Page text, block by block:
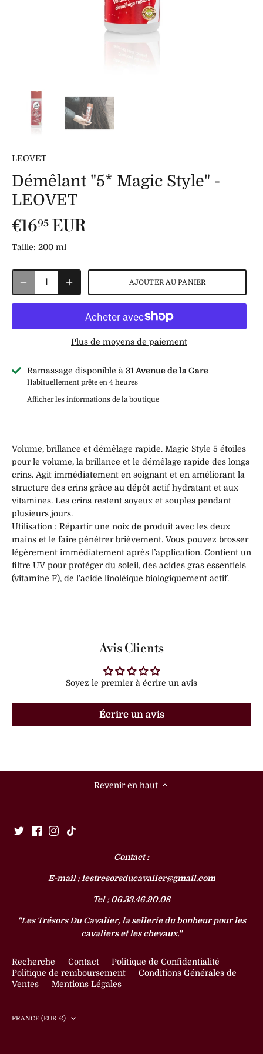
LEOVET
Démêlant "5* Magic Style" -
LEOVET
€1695 EUR
Taille: 200 ml
AJOUTER AU PANIER
Plus de moyens de paiement
Ramassage disponible à 31 Avenue de la Gare
Habituellement prête en 4 heures
Afficher les informations de la boutique
Volume, brillance et démêlage rapide. Magic Style 5 étoiles
pour le volume, la brillance et le démêlage rapide des longs
crins. Agit immédiatement en soignant et en améliorant la
structure des crins grâce au dépôt actif hydratant et aux
vitamines. Les crins restent soyeux et souples pendant
plusieurs jours.
Utilisation : Répartir une noix de produit avec les deux
mains et le faire pénétrer brièvement. Vous pouvez brosser
légèrement immédiatement après l’application. Contient un
filtre UV pour protéger du soleil, des acides gras essentiels
(vitamine F), de l’acide linoléique biologiquement actif.
Avis Clients
Soyez le premier à écrire un avis
Écrire un avis
Revenir en haut
Contact :
E-mail : lestresorsducavalier@gmail.com
Tel : 06.33.46.90.08
"Les Trésors Du Cavalier, la sellerie du bonheur pour les
cavaliers et les chevaux."
Recherche Contact
Politique de Confidentialité
Politique de remboursement
Conditions Générales de
Ventes
Mentions Légales
Devise
FRANCE (EUR €)